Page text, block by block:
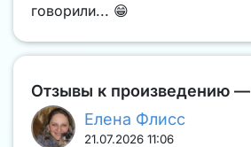
говорили... 😁
Отзывы к произведению —
Елена Флисс
21.07.2026 11:06